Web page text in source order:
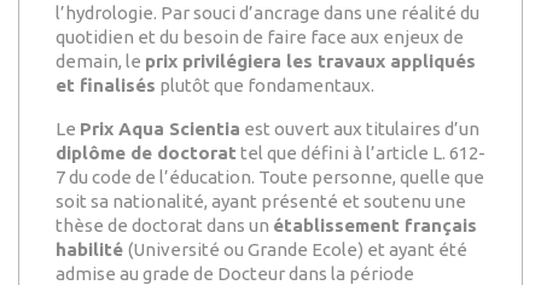
l’hydrologie. Par souci d’ancrage dans une réalité du
quotidien et du besoin de faire face aux enjeux de
demain, le prix privilégiera les travaux appliqués
et finalisés plutôt que fondamentaux.
Le Prix Aqua Scientia est ouvert aux titulaires d’un
diplôme de doctorat tel que défini à l’article L. 612-
7 du code de l’éducation. Toute personne, quelle que
soit sa nationalité, ayant présenté et soutenu une
thèse de doctorat dans un établissement français
habilité (Université ou Grande Ecole) et ayant été
admise au grade de Docteur dans la période